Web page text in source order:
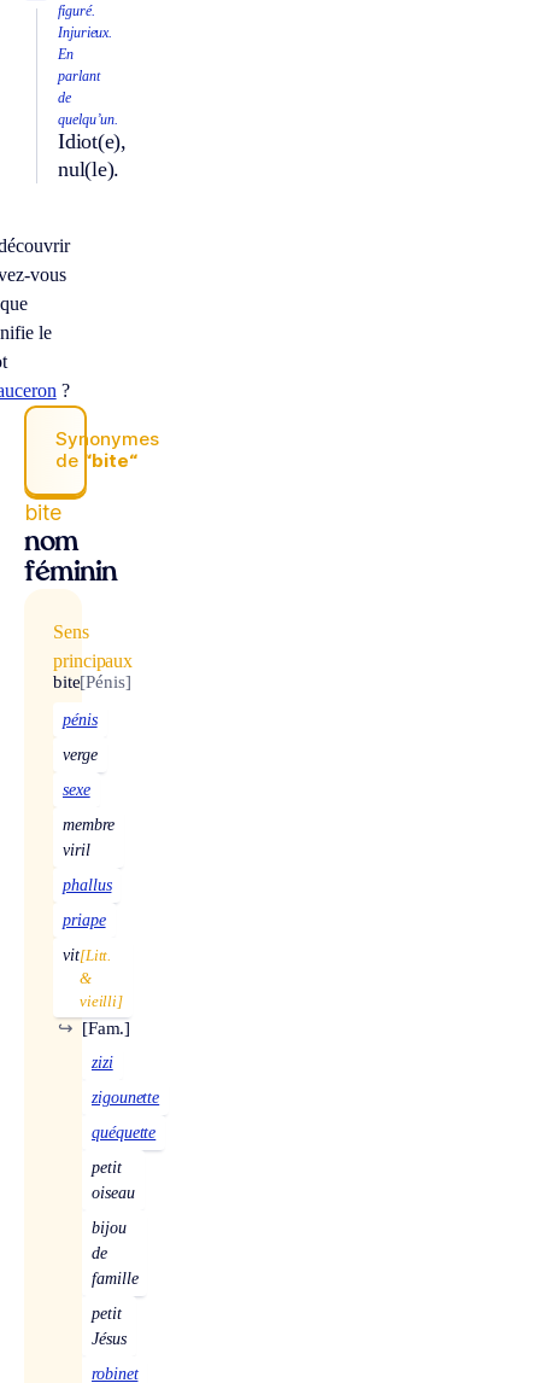
figuré.
Injurieux.
En
parlant
de
quelqu’un.
Idiot(e),
nul(le).
vous
le
?
Synonymes
de “bite“
bite
nom
féminin
Sens
principaux
bite[Pénis]
pénis
verge
sexe
membre
viril
phallus
priape
vit[Litt.
&
vieilli]
[Fam.]
↪
zizi
zigounette
quéquette
petit
oiseau
bijou
de
famille
petit
Jésus
robinet